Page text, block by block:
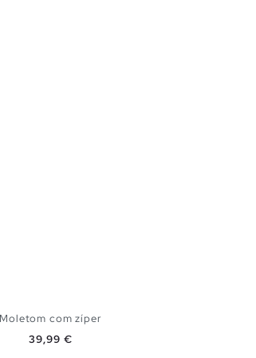
Moletom com zíper
Preço
39,99 €